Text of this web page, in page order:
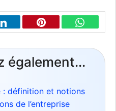
également...
: définition et notions
de l’entreprise